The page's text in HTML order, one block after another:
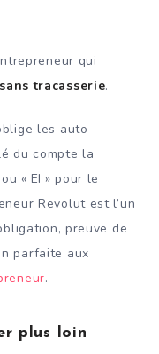
qui
tracasserie.
les auto-
du compte la
« EI » pour le
Revolut est l’un
preuve de
parfaite aux
.
plus loin